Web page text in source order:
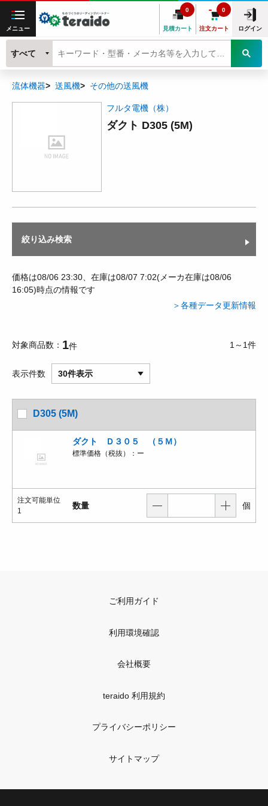
メニュー 見積カート
0
注文カート
0
ログイン
すべて
流体機器 送風機 その他の送風機
フルタ電機（株）
ダクト D305 (5M)
絞り込み検索
価格は08/06 23:30、在庫は08/07 7:02(メーカ在庫は08/06
16:05)時点の情報です
＞各種データ更新情報
対象商品数 1件 1～1件
表示件数 30件表示
D305 (5M)
ダクト Ｄ３０５ （５Ｍ）
標準価格（税抜）： ー
注文可能単位
1
数量 個
ご利用ガイド
利用環境確認
会社概要
teraido 利用規約
プライバシーポリシー
サイトマップ